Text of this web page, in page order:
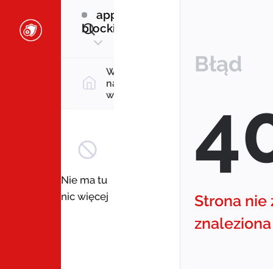
Post Filter
app
blocking
Wróć do
najnowszych
wpisów
Nie ma tu
nic więcej
Błąd
Strona nie
znaleziona